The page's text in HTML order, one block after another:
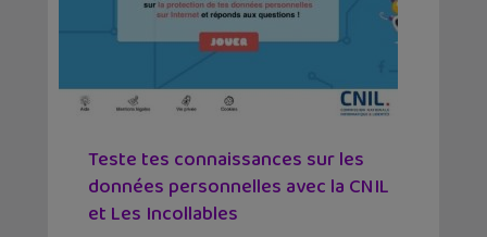
Teste tes connaissances sur les
données personnelles avec la CNIL
et Les Incollables